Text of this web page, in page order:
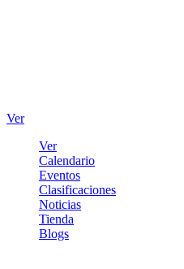
Ver
Ver
Calendario
Eventos
Clasificaciones
Noticias
Tienda
Blogs